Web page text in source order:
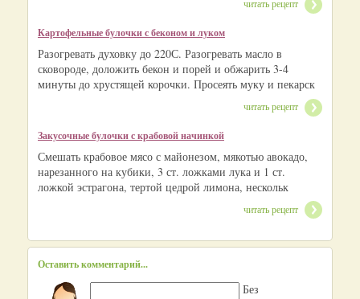
читать рецепт
Картофельные булочки с беконом и луком
Разогревать духовку до 220С. Разогревать масло в
сковороде, доложить бекон и порей и обжарить 3-4
минуты до хрустящей корочки. Просеять муку и пекарск
читать рецепт
Закусочные булочки с крабовой начинкой
Смешать крабовое мясо с майонезом, мякотью авокадо,
нарезанного на кубики, 3 ст. ложками лука и 1 ст.
ложкой эстрагона, тертой цедрой лимона, нескольк
читать рецепт
Оставить комментарий...
Без